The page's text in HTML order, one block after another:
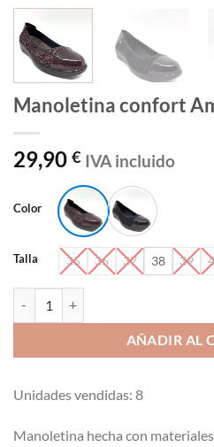
Manoletina confort
29,90 € IVA incluido
Color
Talla 35 36 37 38 39
AÑADIR AL
Unidades vendidas: 8
Manoletina hecha con